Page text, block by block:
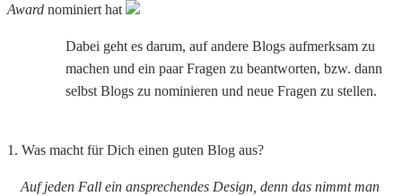
Award nominiert hat
Dabei geht es darum, auf andere Blogs aufmerksam zu
machen und ein paar Fragen zu beantworten, bzw. dann
selbst Blogs zu nominieren und neue Fragen zu stellen.
1. Was macht für Dich einen guten Blog aus?
Auf jeden Fall ein ansprechendes Design, denn das nimmt man